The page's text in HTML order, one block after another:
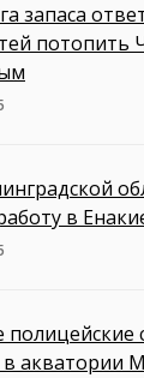
запаса
потопить
в
акватории